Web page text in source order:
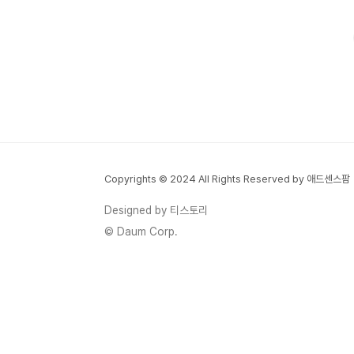
Copyrights © 2024 All Rights Reserved by 애드센스팜
Designed by 티스토리
© Daum Corp.